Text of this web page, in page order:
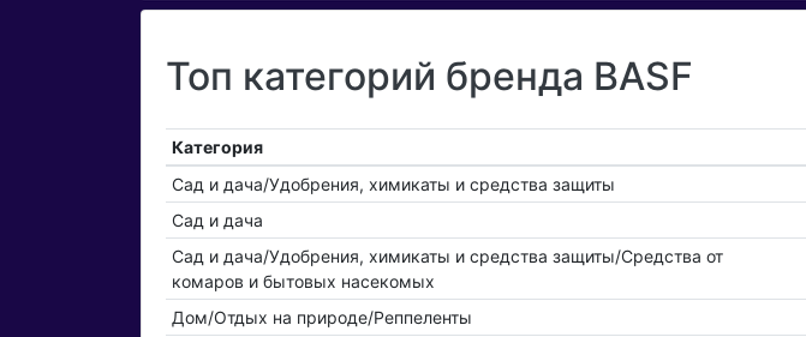
Топ категорий бренда BASF
Категория
Сад и дача/Удобрения, химикаты и средства защиты
Сад и дача
Сад и дача/Удобрения, химикаты и средства защиты/Средства от
комаров и бытовых насекомых
Дом/Отдых на природе/Реппеленты